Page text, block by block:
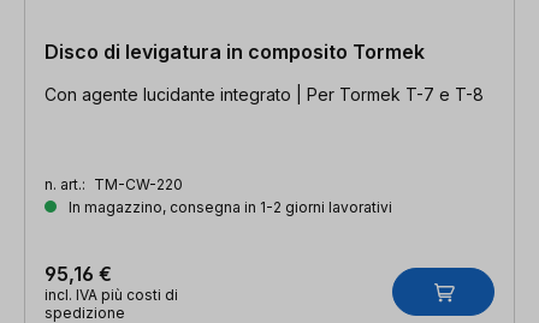
Disco di levigatura in composito Tormek
Con agente lucidante integrato | Per Tormek T-7 e T-8
n. art.: TM-CW-220
In magazzino, consegna in 1-2 giorni lavorativi
95,16 €
incl. IVA più costi di
spedizione